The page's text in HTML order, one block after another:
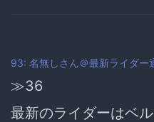
93: 名無しさん＠最新ライダー
≫36
最新のライダーはベ